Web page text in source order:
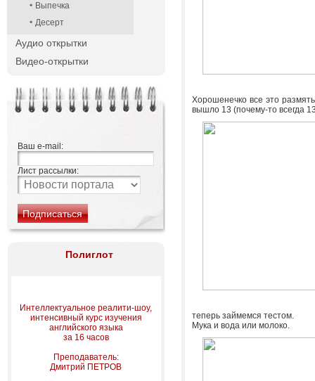
Выпечка
Десерт
Аудио открытки
Видео-открытки
Ваш e-mail:
Лист рассылки:
Полиглот
Интеллектуальное реалити-шоу,
интенсивный курс изучения
английского языка
за 16 часов
Преподаватель:
Дмитрий ПЕТРОВ
Хорошенечко все это
вышло 13 (почему-то всегда
теперь займемся тестом.
Мука и вода или молоко.